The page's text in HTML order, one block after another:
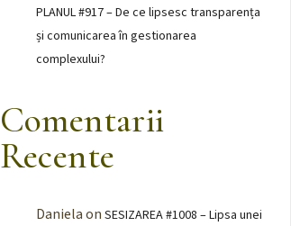
PLANUL #917 – De ce lipsesc transparența
și comunicarea în gestionarea
complexului?
Comentarii
Recente
Danielaon SESIZAREA #1008 – Lipsa unei